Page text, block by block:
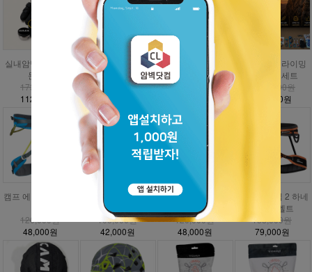
실내암벽 볼더링 입
문세트
173,000원
112,500원
인공외벽 클라이밍
입문세트
797,000원
358,700원
자연암벽 클라이밍
입문세트
1,009,000원
454,100원
자연암벽 클라이밍
고급 입문세트
1,476,000원
885,600원
캠프 에너지 CR3 하
120,000원
48,000원
캠프 에너지 하네스
안전벨트
105,000원
42,000원
캠프 에너지 주니어
하네스
120,000원
48,000원
DMM 매버릭 2 하네
스 안전벨트
158,000원
79,000원